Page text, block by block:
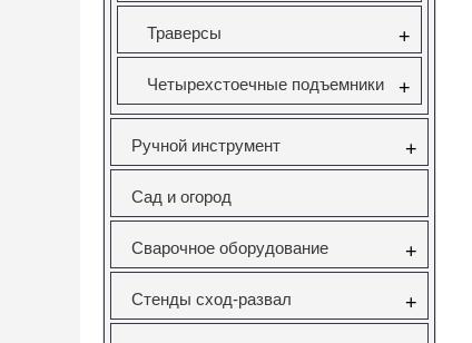
Траверсы +
Четырехстоечные подъемники +
Ручной инструмент +
Сад и огород
Сварочное оборудование +
Стенды сход-развал +